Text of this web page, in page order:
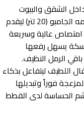
الشقق والبيوت
بحجمه الجامبو (20 لتر) ليقدم
امتصاص عالية وسريعة
يسهل رفعها
الرمل النظيف.
اللطيف ليتفاعل بذكاء
فوراً وتبديلها
الحساسة لدى القطط